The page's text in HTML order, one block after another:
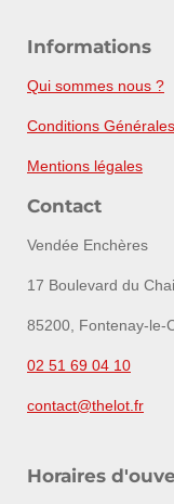
Informations
Qui sommes nous ?
Conditions
Mentions légales
Contact
Vendée Enchères
17 Boulevard du
85200, Fontenay-le-
02 51 69 04 10
contact@thelot.fr
Horaires